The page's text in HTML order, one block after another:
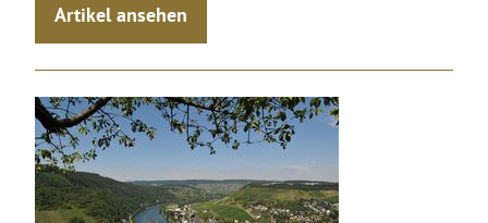
Artikel ansehen